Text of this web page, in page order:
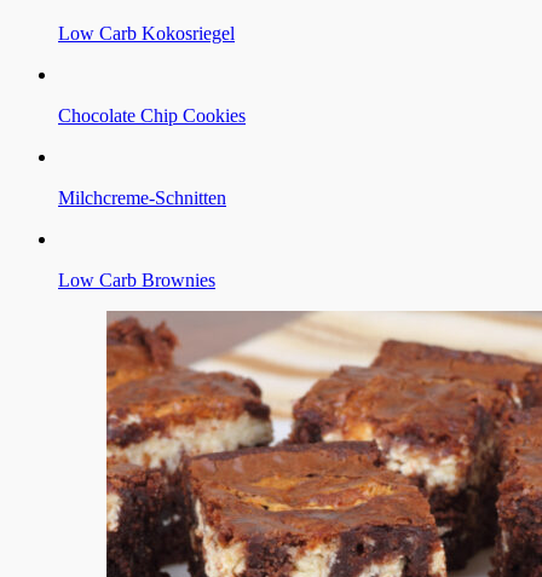
Low Carb Kokosriegel
Chocolate Chip Cookies
Milchcreme-Schnitten
Low Carb Brownies